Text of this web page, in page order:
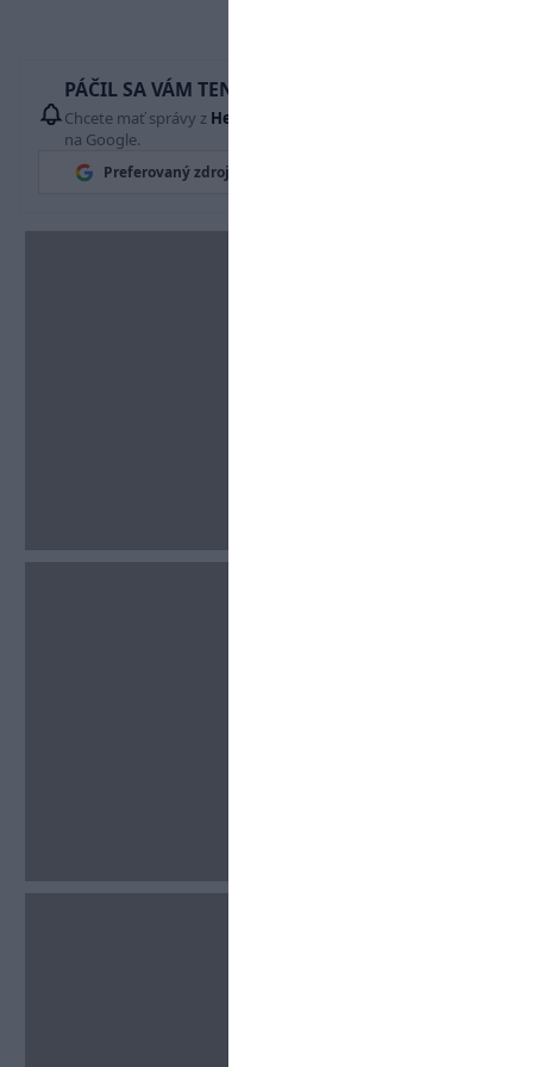
PÁČIL SA VÁM TENTO ČLÁNOK?
Chcete mať správy z Hetrik.sk
na Google.
Preferovaný zdroj